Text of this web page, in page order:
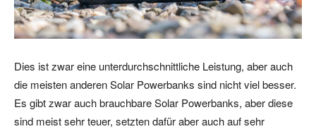
Dies ist zwar eine unterdurchschnittliche Leistung, aber auch
die meisten anderen Solar Powerbanks sind nicht viel besser.
Es gibt zwar auch brauchbare Solar Powerbanks, aber diese
sind meist sehr teuer, setzten dafür aber auch auf sehr